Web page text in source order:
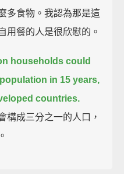
多食物。我認為那是這
用餐的人是很欣慰的。
households could
in 15 years,
countries.
構成三分之一的人口，